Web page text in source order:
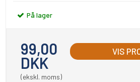
På lager
99,00
DKK
(ekskl. moms)
VIS